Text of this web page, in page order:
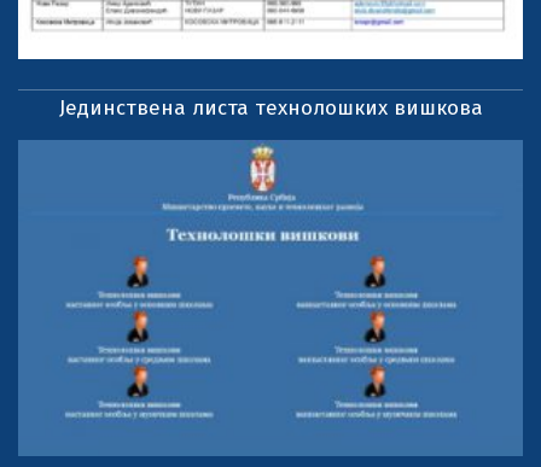
Јединствена листа технолошких вишкова